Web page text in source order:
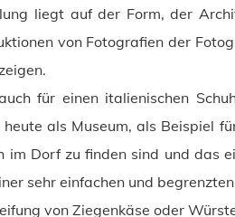
liegt auf der Form, der
von Fotografien der
für einen italienischen
als Museum, als Beispiel
Dorf zu finden sind und das
sehr einfachen und
von Ziegenkäse oder